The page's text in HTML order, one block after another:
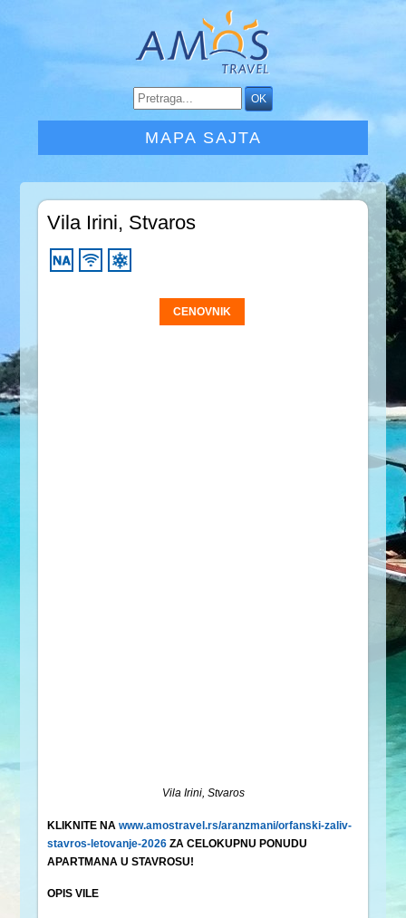
MAPA SAJTA
Vila Irini, Stvaros
CENOVNIK
Vila Irini, Stvaros
KLIKNITE NAwww.amostravel.rs/aranzmani/orfanski-zaliv-
stavros-letovanje-2026 ZA CELOKUPNU PONUDU
APARTMANA U STAVROSU!
OPIS VILE